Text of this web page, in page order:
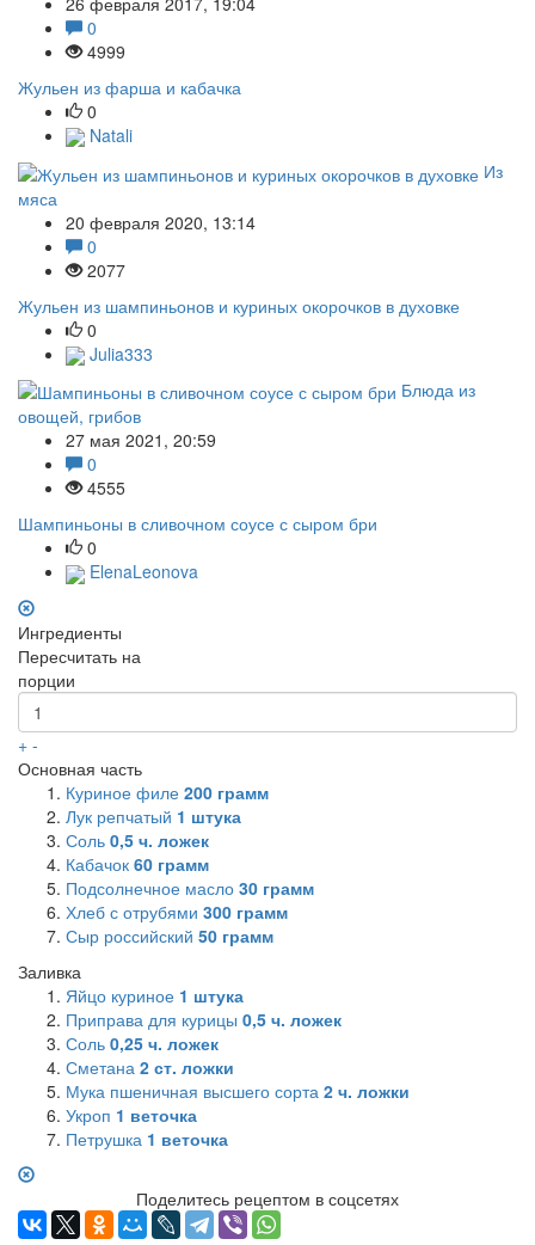
0
4999
Жульен из фарша и кабачка
0
Natali
Из
мяса
20 февраля 2020, 13:14
0
2077
Жульен из шампиньонов и куриных окорочков в духовке
0
Julia333
Блюда из
овощей, грибов
27 мая 2021, 20:59
0
4555
Шампиньоны в сливочном соусе с сыром бри
0
ElenaLeonova
Ингредиенты
Пересчитать на
порции
+ -
Основная часть
Куриное филе 200 грамм
Лук репчатый 1 штука
Соль 0,5 ч. ложек
Кабачок 60 грамм
Подсолнечное масло 30 грамм
Хлеб с отрубями 300 грамм
Сыр российский 50 грамм
Заливка
Яйцо куриное 1 штука
Приправа для курицы 0,5 ч. ложек
Соль 0,25 ч. ложек
Сметана 2 ст. ложки
Мука пшеничная высшего сорта 2 ч. ложки
Укроп 1 веточка
Петрушка 1 веточка
Поделитесь рецептом в соцсетях